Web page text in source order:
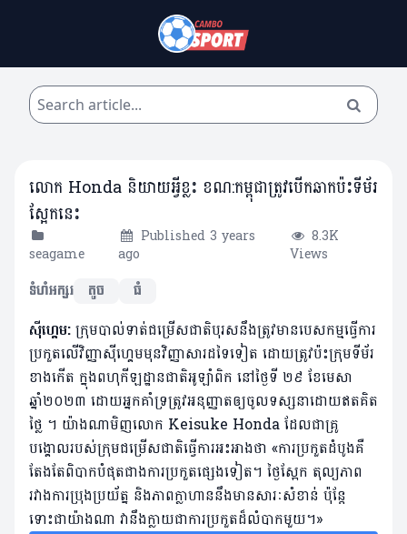
លោក Honda និយាយអ្វីខ្លះ ខណ:កម្ពុជាត្រូវបើកឆាកប៉ះទីម័រ
ស្អែកនេះ
seagame
Published 3 years
ago
8.3K
Views
ទំហំអក្សរ
តូច ធំ
សុីហ្គេម:ក្រុមបាល់ទាត់ជម្រើសជាតិបុរសនឹងត្រូវមានបេសកម្មធ្វើការ
ប្រកួតលើវិញ្ញាសុីហ្គេមមុនវិញ្ញាសារដទៃទៀត ដោយត្រូវប៉ះក្រុមទីម័រ
ខាងកើត ក្នុងពហុកីឡដ្ឋានជាតិអូឡាំពិក នៅថ្ងៃទី ២៩ ខែមេសា
ឆ្នាំ២០២៣ ដោយអ្នកគាំទ្រត្រូវអនុញ្ញាតឲ្យចូលទស្សនាដោយឥតគិត
ថ្លៃ ។ យ៉ាងណាមិញលោក Keisuke Honda ដែលជាគ្រូ
បង្គោលរបស់ក្រុមជម្រើសជាតិធ្វើការអះអាងថា «ការ​ប្រកួត​ដំបូង​គឺ​
តែង​តែ​ពិបាក​បំផុត​ជាងការ​ប្រកួត​ផ្សេងទៀត។ ថ្ងៃស្អែក តុល្យភាព
រវាងការប្រុងប្រយ័ត្ន និងភាពក្លាហាននឹងមានសារៈសំខាន់ ប៉ុន្តែ
ទោះជាយ៉ាងណា វានឹងក្លាយជាការប្រកួតដ៏លំបាកមួយ។»